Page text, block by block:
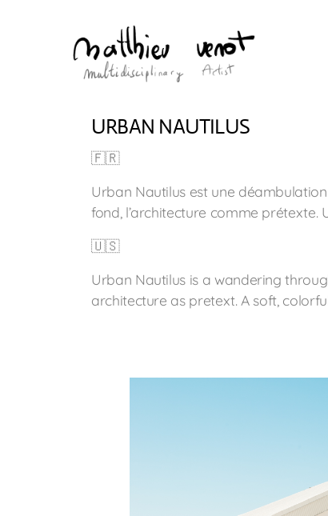
URBAN NAUTILUS
🇫🇷
Urban Nautilus est une
fond, l’architecture comme prétexte.
🇺🇸
Urban Nautilus is a wandering
architecture as pretext. A soft,